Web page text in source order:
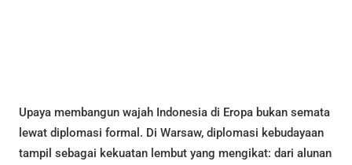
Upaya membangun wajah Indonesia di Eropa bukan semata
lewat diplomasi formal. Di Warsaw, diplomasi kebudayaan
tampil sebagai kekuatan lembut yang mengikat: dari alunan